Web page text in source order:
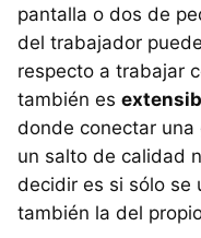
pantalla o dos de
del trabajador
respecto a trabajar
también es
donde conectar
un salto de calidad
decidir es si sólo se
también la del